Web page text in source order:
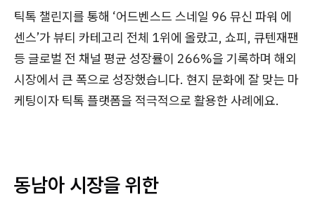
틱톡 챌린지를 통해 ‘어드벤스드 스네일 96 뮤신 파워 에
센스’가 뷰티 카테고리 전체 1위에 올랐고, 쇼피, 큐텐재팬
등 글로벌 전 채널 평균 성장률이 266%을 기록하며 해외
시장에서 큰 폭으로 성장했습니다. 현지 문화에 잘 맞는 마
케팅이자 틱톡 플랫폼을 적극적으로 활용한 사례에요.
동남아 시장을 위한